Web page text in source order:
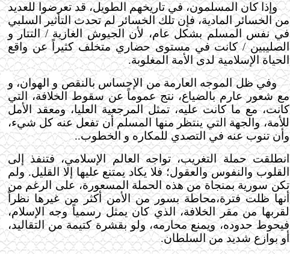
وإذا كان المسلمون، في تاريخهم الطويل، قد تعرضوا للعديد
من الخسائر المادية، فإن تلك الخسائر لم تحدث التأثير السلبي
في نفس المسلم بشكل عام، لأن الجيوش الغازية / التتار و
الصليبين / كانت في مستوى حضاري متخلف كثيراً عن واقع
الحياة الإسلامية لدى الأمة المغلوبة. ‍‍‍‍‍‍
وفي ظل الموجه العارمة من الإحساس بالنقص و الهوان، و
مع شعور عارم بالضياع، نتج عموماً عن سقوط الخلافة، التي
كانت، مع ما كانت عليه، تمثل المرجعية العليا، ومعقد الأمل
للأمة، والجهة التي ينتظر منها المسلم أن تفعل عنه كل شيء،
وأن تنوب عنه في التصدي للمكاره و الخطوب..
انطلقت حملة التغريب، تواجه العالم الإسلامي، فتنفذ إلى
القلوب والنفوس والعقول؛ فلا يكاد يمتنع عليها إلا القليل. ولم
تكن سورية بمنجاة من هذه الحملة المسعورة، على الرغم من
أنها ظلت فترة،محاطة بسور من الأمن أكثر من غيرها نظراً
لقربها من مقر الخلافة، الذي كان يمثل رسمياً وجه الإسلام،
فيحوط حدوده، ويمنع محارمه، ولو بقشرة كتيمة من التقاليد،
أو بوازع شديد من السلطان.